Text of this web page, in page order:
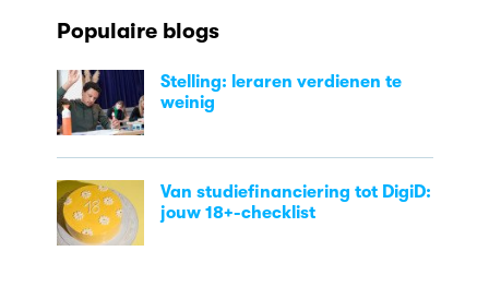
Populaire blogs
Stelling: leraren verdienen te
weinig
Van studiefinanciering tot DigiD:
jouw 18+-checklist